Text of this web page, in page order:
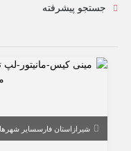
جستجو پیشرفته
شیراز استان فارسسایر شهرها